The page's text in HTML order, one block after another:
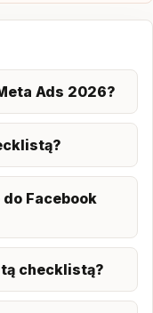
Ads 2026?
Facebook
checklistą?